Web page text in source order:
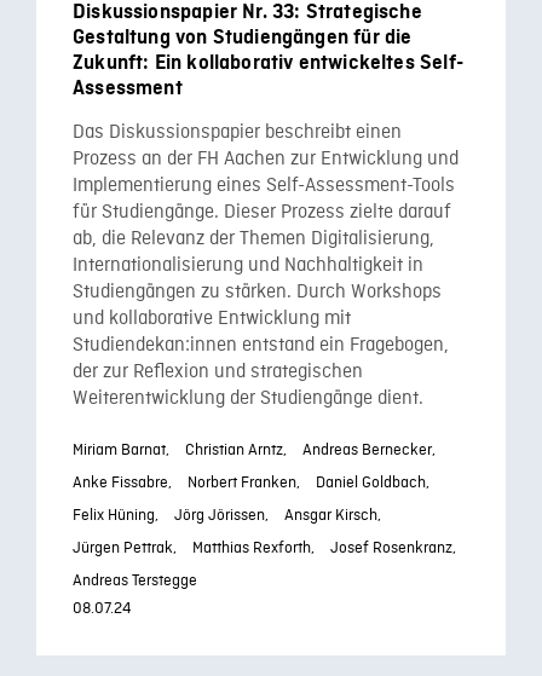
Diskussionspapier Nr. 33: Strategische
Gestaltung von Studiengängen für die
Zukunft: Ein kollaborativ entwickeltes Self-
Assessment
Das Diskussionspapier beschreibt einen
Prozess an der FH Aachen zur Entwicklung und
Implementierung eines Self-Assessment-Tools
für Studiengänge. Dieser Prozess zielte darauf
ab, die Relevanz der Themen Digitalisierung,
Internationalisierung und Nachhaltigkeit in
Studiengängen zu stärken. Durch Workshops
und kollaborative Entwicklung mit
Studiendekan:innen entstand ein Fragebogen,
der zur Reflexion und strategischen
Weiterentwicklung der Studiengänge dient.
Miriam Barnat, Christian Arntz,
Andreas Bernecker,
Anke Fissabre,
Norbert Franken,
Daniel Goldbach,
Felix Hüning,
Jörg Jörissen,
Ansgar Kirsch,
Jürgen Pettrak,
Matthias Rexforth,
Josef Rosenkranz,
Andreas Terstegge
08.07.24